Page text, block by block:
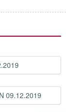
09.12.2019